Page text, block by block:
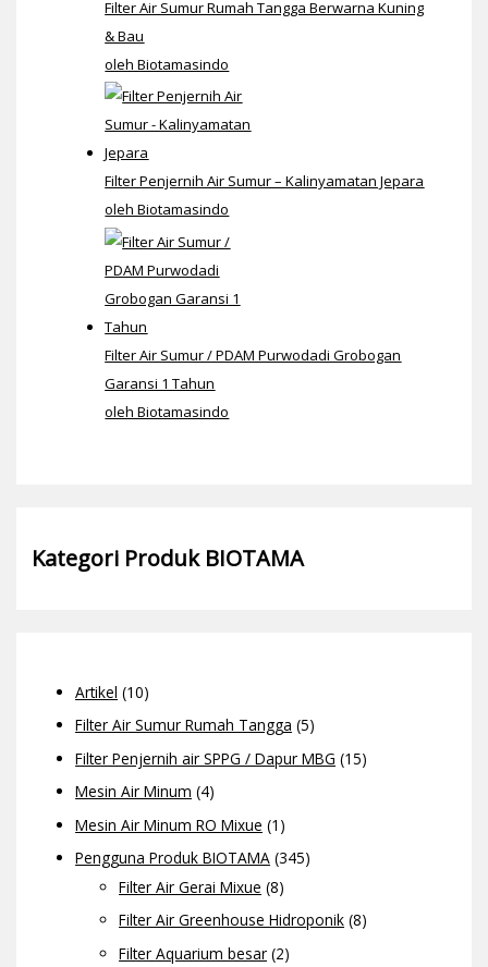
Filter Air Sumur Rumah Tangga Berwarna Kuning
& Bau
oleh Biotamasindo
Filter Penjernih Air Sumur – Kalinyamatan Jepara
oleh Biotamasindo
Filter Air Sumur / PDAM Purwodadi Grobogan
Garansi 1 Tahun
oleh Biotamasindo
Kategori Produk BIOTAMA
Artikel (10)
Filter Air Sumur Rumah Tangga (5)
Filter Penjernih air SPPG / Dapur MBG (15)
Mesin Air Minum (4)
Mesin Air Minum RO Mixue (1)
Pengguna Produk BIOTAMA (345)
Filter Air Gerai Mixue (8)
Filter Air Greenhouse Hidroponik (8)
Filter Aquarium besar (2)